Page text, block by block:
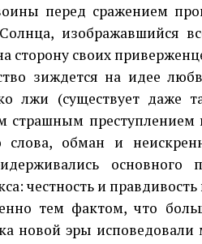
перед сражением
изображавшийся
сторону своих
зиждется на идее
лжи (существует даже
страшным преступлением
слова, обман и
основного
честность и
тем фактом, что
новой эры исповедовали